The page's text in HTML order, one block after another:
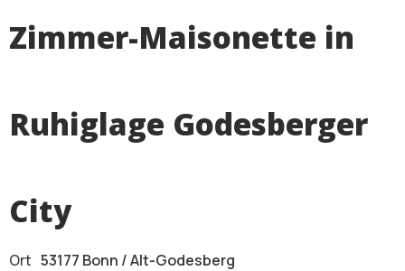
Zimmer-Maisonette in
Ruhiglage Godesberger
City
Ort 53177 Bonn / Alt-Godesberg